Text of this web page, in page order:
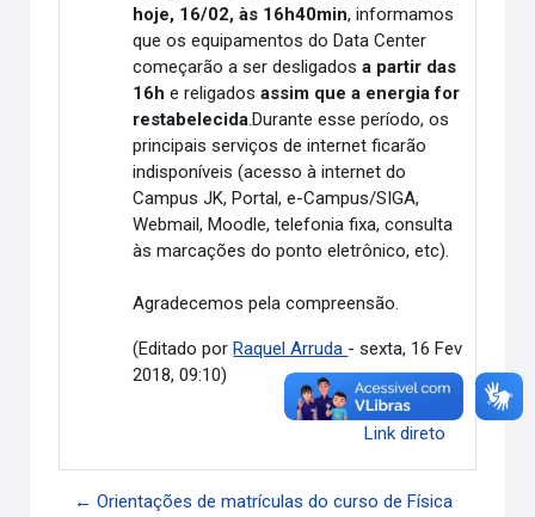
hoje, 16/02, às 16h40min, informamos
que os equipamentos do Data Center
começarão a ser desligadosa partir das
16h e religadosassim que a energia for
restabelecida.Durante esse período, os
principais serviços de internet ficarão
indisponíveis (acesso à internet do
Campus JK, Portal, e-Campus/SIGA,
Webmail, Moodle, telefonia fixa, consulta
às marcações do ponto eletrônico, etc).
Agradecemos pela compreensão.
(Editado porRaquel Arruda - sexta, 16 Fev
2018, 09:10)
Link direto
← Orientações de matrículas do curso de Física